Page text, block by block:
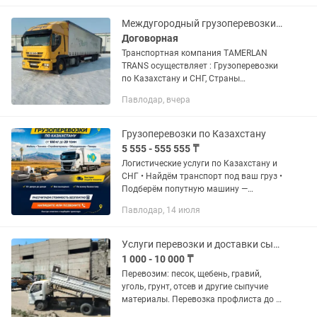
аренда камаза по...
Междугородный грузоперевозки фуры Тент площадки камазы газельи по Казахстан
Договорная
Транспортная компания TAMERLAN
TRANS осуществляет : Грузоперевозки
по Казахстану и СНГ, Страны
Доставка груза отдельной машиной от
Павлодар, вчера
Грузоперевозки по Казахстану
5 555 - 555 555 ₸
Логистические услуги по Казахстану и
СНГ • Найдём транспорт под ваш груз •
Подберём попутную машину —
20 тонн • Быстро и надёжно 📦
Павлодар, 14 июля
Услуги перевозки и доставки сыпучих материалов и вывоз мусора!
1 000 - 10 000 ₸
Перевозим: песок, щебень, гравий,
уголь, грунт, отсев и другие сыпучие
материалы. Перевозка профлиста до 6